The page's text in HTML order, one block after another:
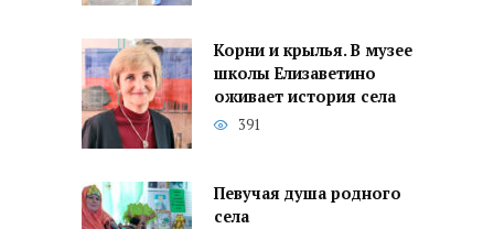
Корни и крылья. В музее
школы Елизаветино
оживает история села
391
Певучая душа родного
села